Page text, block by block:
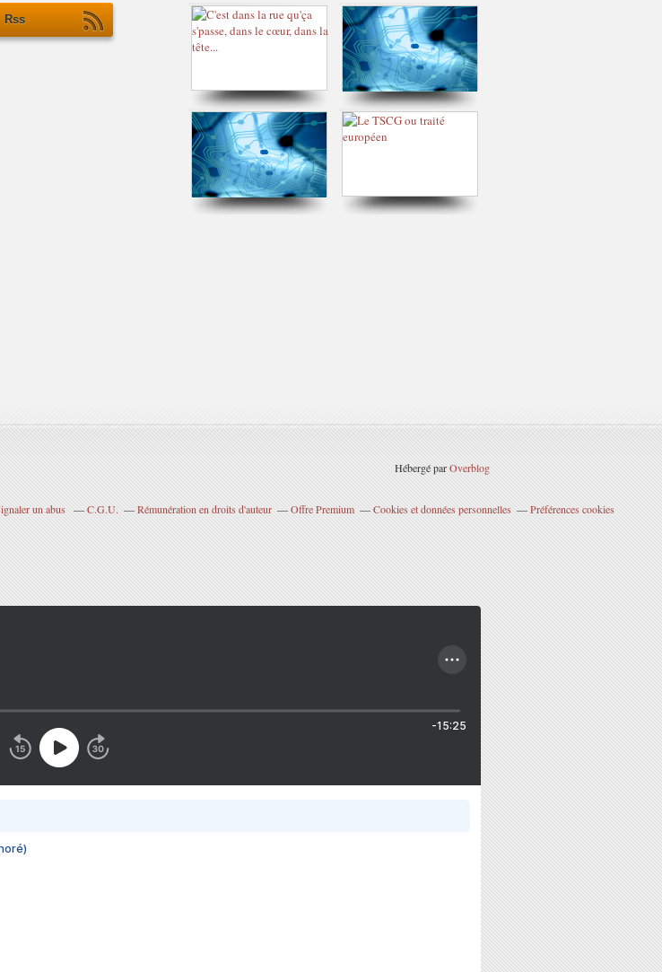
Rss
Hébergé parOverblog
un abus C.G.U. Rémunération en droits d'auteur Offre Premium Cookies et données personnelles Préférences cookies
-15:25